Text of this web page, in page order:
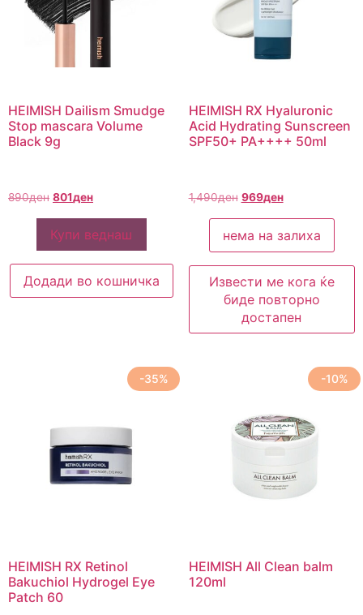
HEIMISH Dailism Smudge
Stop mascara Volume
Black 9g
890ден 801ден
Купи веднаш
Додади во кошничка
HEIMISH RX Hyaluronic
Acid Hydrating Sunscreen
SPF50+ PA++++ 50ml
1,490ден 969ден
нема на залиха
Извести ме кога ќе
биде повторно
достапен
-35%
HEIMISH RX Retinol
Bakuchiol Hydrogel Eye
Patch 60
-10%
HEIMISH All Clean balm
120ml